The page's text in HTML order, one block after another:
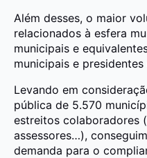
Além desses, o maior
relacionados à esfera
municipais e
municipais e
Levando em
pública de 5.570
estreitos colaboradores
assessores…),
demanda para o